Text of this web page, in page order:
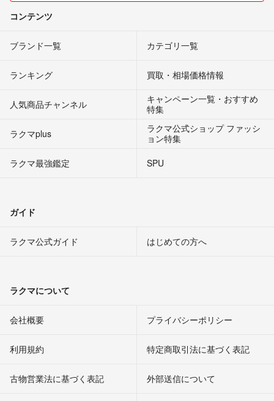
コンテンツ
ブランド一覧 カテゴリ一覧
ランキング 買取・相場価格情報
人気商品チャンネル
キャンペーン一覧・おすすめ
特集
ラクマplus
ラクマ公式ショップ ファッシ
ョン特集
ラクマ最強鑑定
SPU
ガイド
ラクマ公式ガイド はじめての方へ
ラクマについて
会社概要 プライバシーポリシー
利用規約 特定商取引法に基づく表記
古物営業法に基づく表記 外部送信について